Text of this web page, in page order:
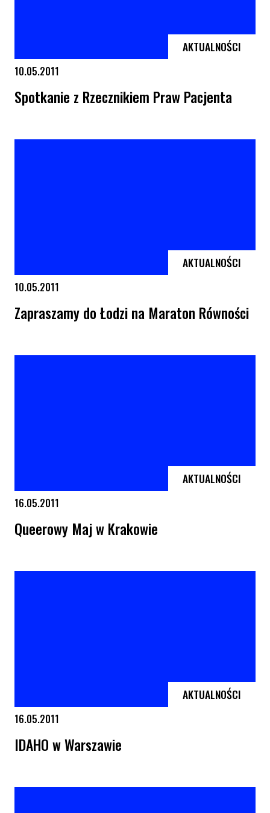
AKTUALNOŚCI
10.05.2011
Spotkanie z Rzecznikiem Praw Pacjenta
AKTUALNOŚCI
10.05.2011
Zapraszamy do Łodzi na Maraton Równości
AKTUALNOŚCI
16.05.2011
Queerowy Maj w Krakowie
AKTUALNOŚCI
16.05.2011
IDAHO w Warszawie